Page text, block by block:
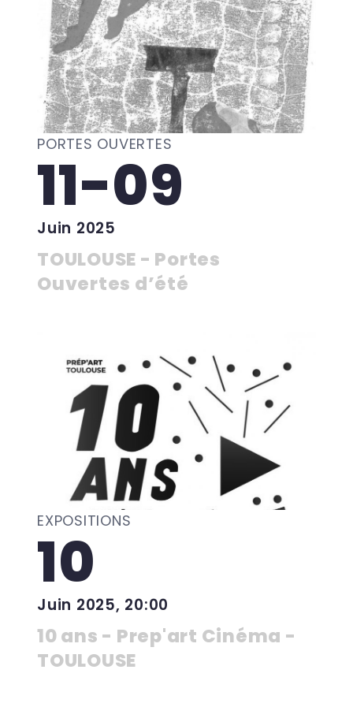
PORTES OUVERTES
11-09
Juin 2025
TOULOUSE - Portes
Ouvertes d’été
EXPOSITIONS
10
Juin 2025, 20:00
10 ans - Prep'art Cinéma -
TOULOUSE